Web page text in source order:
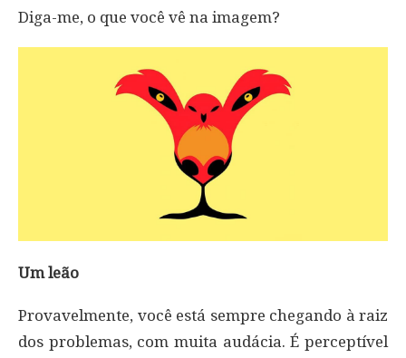
Diga-me, o que você vê na imagem?
Um leão
Provavelmente, você está sempre chegando à raiz
dos problemas, com muita audácia. É perceptível